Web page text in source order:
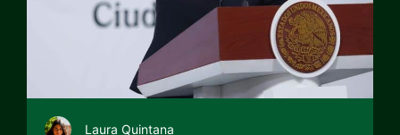
Laura Quintana